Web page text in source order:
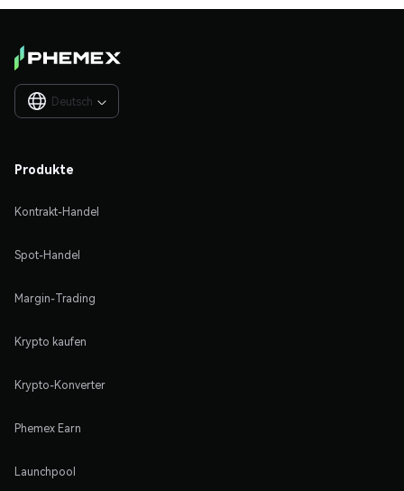
Deutsch 
Produkte
Kontrakt-Handel
Spot-Handel
Margin-Trading
Krypto kaufen
Krypto-Konverter
Phemex Earn
Launchpool